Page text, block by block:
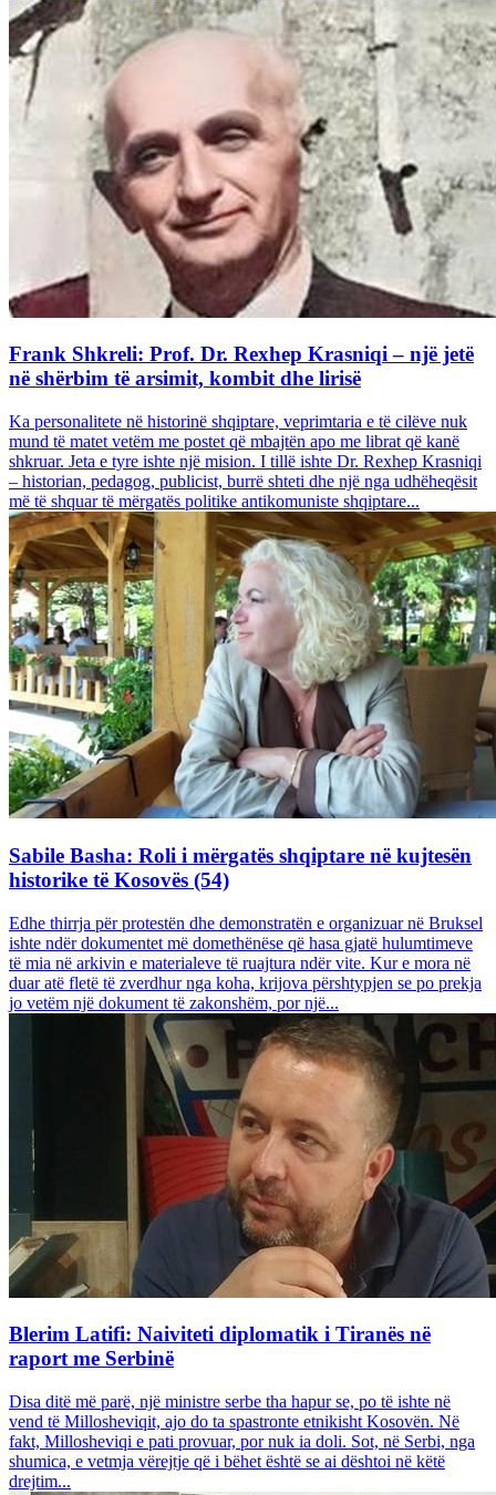
Frank Shkreli: Prof. Dr. Rexhep Krasniqi – një jetë
në shërbim të arsimit, kombit dhe lirisë
Ka personalitete në historinë shqiptare, veprimtaria e të cilëve nuk
mund të matet vetëm me postet që mbajtën apo me librat që kanë
shkruar. Jeta e tyre ishte një mision. I tillë ishte Dr. Rexhep Krasniqi
– historian, pedagog, publicist, burrë shteti dhe një nga udhëheqësit
më të shquar të mërgatës politike antikomuniste shqiptare...
Sabile Basha: Roli i mërgatës shqiptare në kujtesën
historike të Kosovës (54)
Edhe thirrja për protestën dhe demonstratën e organizuar në Bruksel
ishte ndër dokumentet më domethënëse që hasa gjatë hulumtimeve
të mia në arkivin e materialeve të ruajtura ndër vite. Kur e mora në
duar atë fletë të zverdhur nga koha, krijova përshtypjen se po prekja
jo vetëm një dokument të zakonshëm, por një...
Blerim Latifi: Naiviteti diplomatik i Tiranës në
raport me Serbinë
Disa ditë më parë, një ministre serbe tha hapur se, po të ishte në
vend të Millosheviqit, ajo do ta spastronte etnikisht Kosovën. Në
fakt, Millosheviqi e pati provuar, por nuk ia doli. Sot, në Serbi, nga
shumica, e vetmja vërejtje që i bëhet është se ai dështoi në këtë
drejtim...